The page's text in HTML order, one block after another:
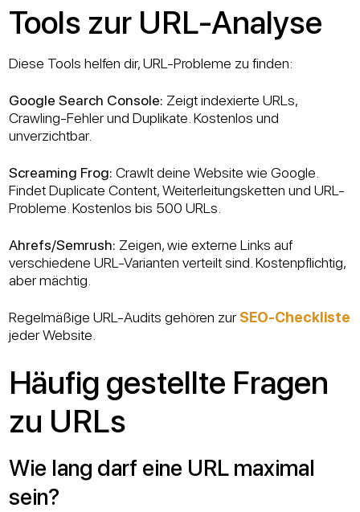
Tools zur URL-Analyse
Diese Tools helfen dir, URL-Probleme zu finden:
Google Search Console: Zeigt indexierte URLs,
Crawling-Fehler und Duplikate. Kostenlos und
unverzichtbar.
Screaming Frog: Crawlt deine Website wie Google.
Findet Duplicate Content, Weiterleitungsketten und URL-
Probleme. Kostenlos bis 500 URLs.
Ahrefs/Semrush: Zeigen, wie externe Links auf
verschiedene URL-Varianten verteilt sind. Kostenpflichtig,
aber mächtig.
Regelmäßige URL-Audits gehören zur SEO-Checkliste
jeder Website.
Häufig gestellte Fragen
zu URLs
Wie lang darf eine URL maximal
sein?